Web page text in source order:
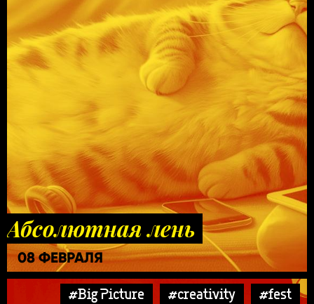
Абсолютная лень
08 ФЕВРАЛЯ
#Big Picture #creativity
#fest